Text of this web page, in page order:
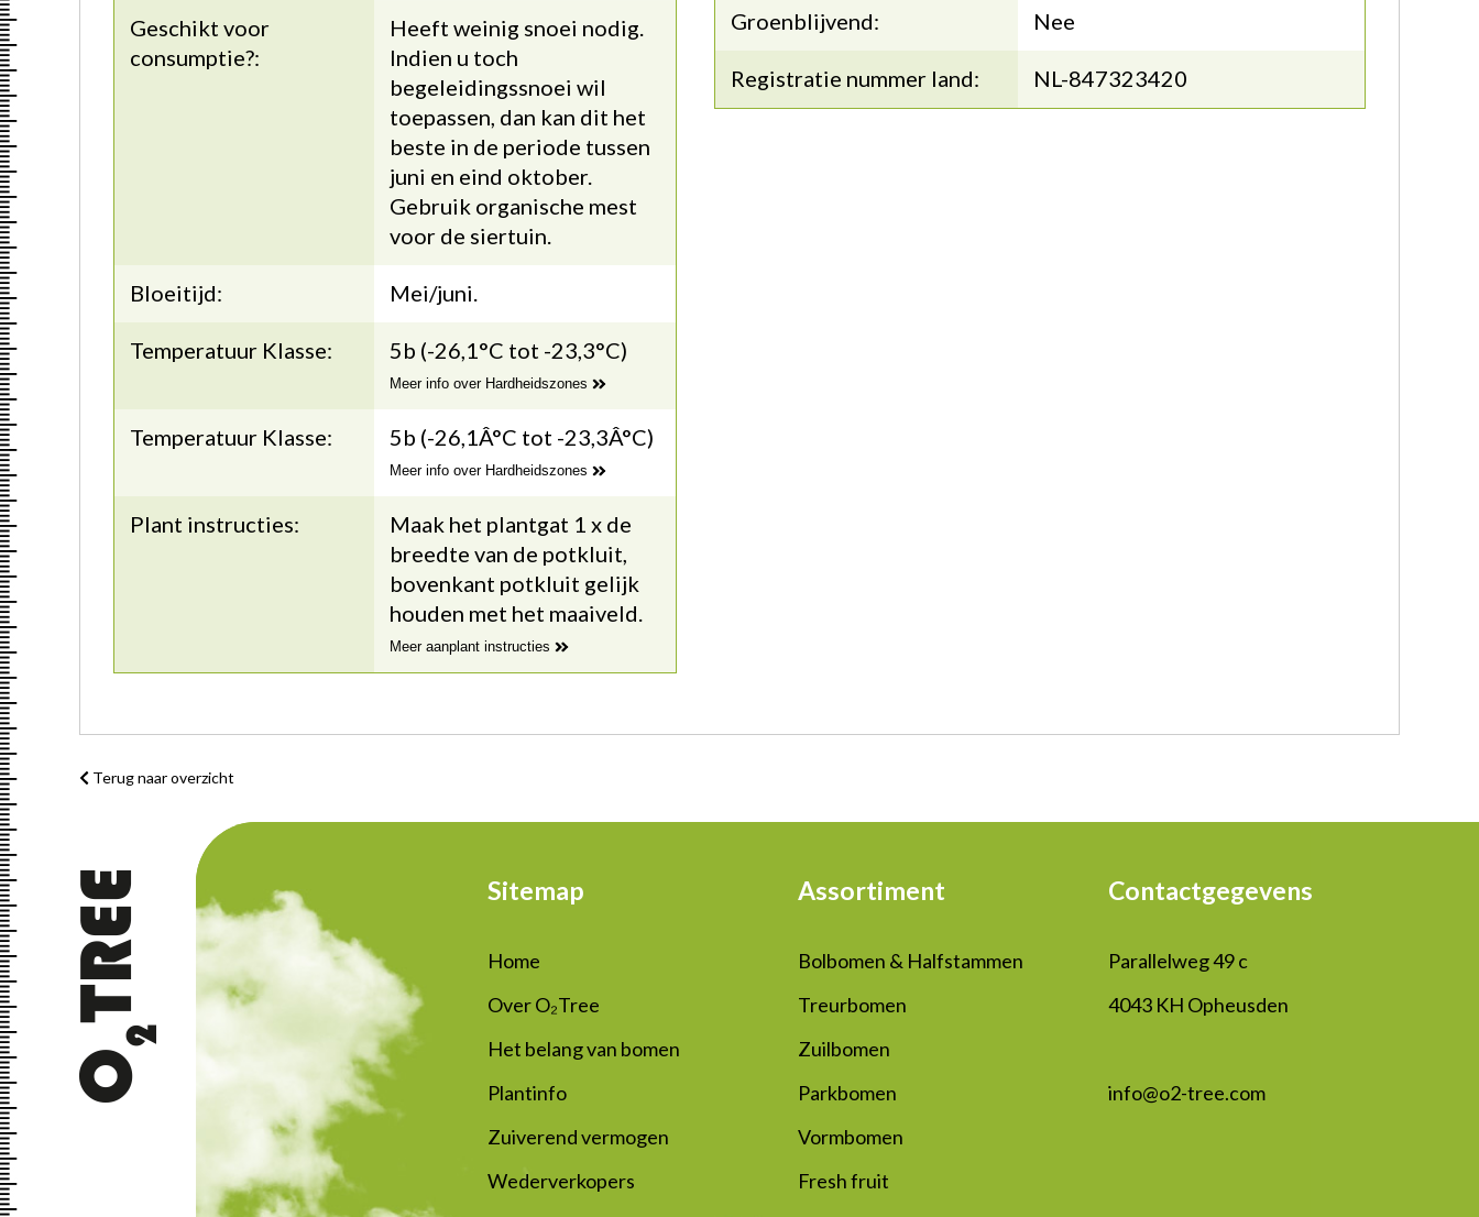
Geschikt voor
consumptie?:
Heeft weinig snoei nodig.
Indien u toch
begeleidingssnoei wil
toepassen, dan kan dit het
beste in de periode tussen
juni en eind oktober.
Gebruik organische mest
voor de siertuin.
Bloeitijd: Mei/juni.
Temperatuur Klasse: 5b (-26,1°C tot -23,3°C)
Meer info over Hardheidszones
Temperatuur Klasse: 5b (-26,1Â°C tot -23,3Â°C)
Meer info over Hardheidszones
Plant instructies:
Maak het plantgat 1 x de
breedte van de potkluit,
bovenkant potkluit gelijk
houden met het maaiveld.
Meer aanplant instructies
Groenblijvend: Nee
Registratie nummer land: NL-847323420
Terug naar overzicht
Sitemap
Home
Over O₂Tree
Het belang van bomen
Plantinfo
Zuiverend vermogen
Wederverkopers
Assortiment
Bolbomen & Halfstammen
Treurbomen
Zuilbomen
Parkbomen
Vormbomen
Fresh fruit
Contactgegevens
Parallelweg 49 c
4043 KH Opheusden
info@o2-tree.com